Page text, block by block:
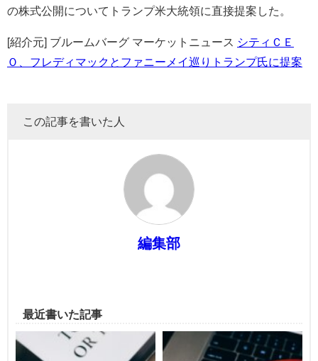
の株式公開についてトランプ米大統領に直接提案した。
[紹介元] ブルームバーグ マーケットニュース シティＣＥ
Ｏ、フレディマックとファニーメイ巡りトランプ氏に提案
この記事を書いた人
編集部
最近書いた記事